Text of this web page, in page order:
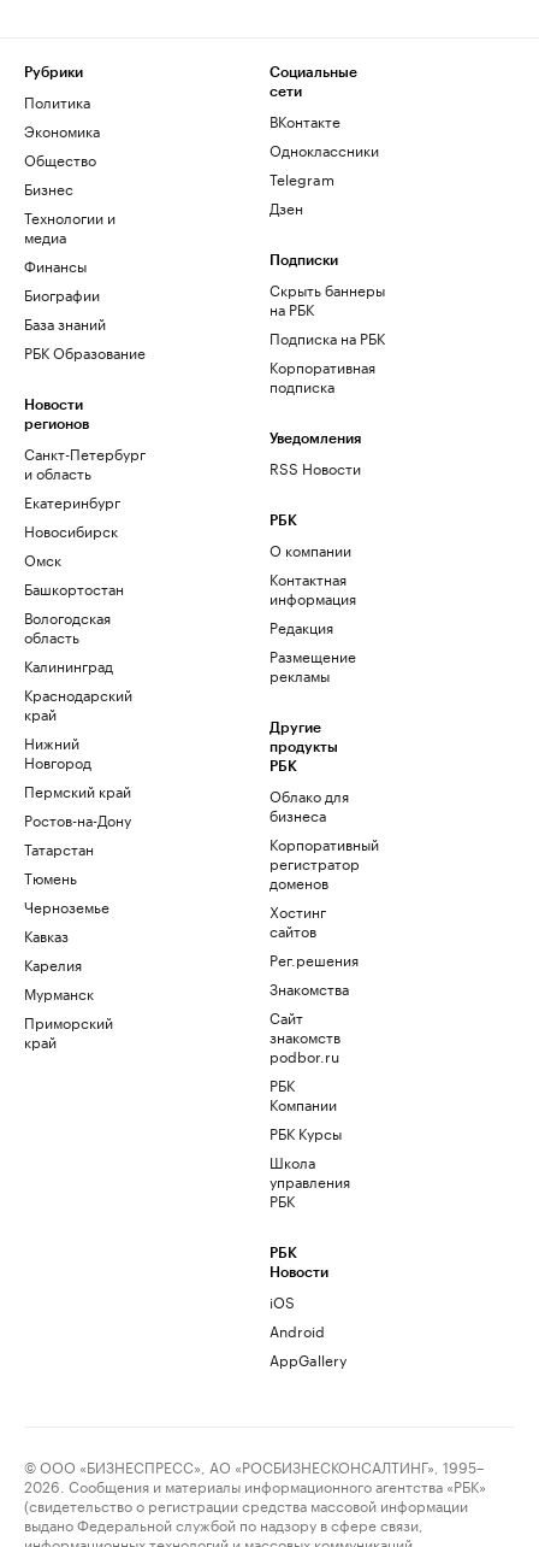
Рубрики
Политика
Экономика
Общество
Бизнес
Технологии и
медиа
Финансы
Биографии
База знаний
РБК Образование
Новости
регионов
Санкт-Петербург
и область
Екатеринбург
Новосибирск
Омск
Башкортостан
Вологодская
область
Калининград
Краснодарский
край
Нижний
Новгород
Пермский край
Ростов-на-Дону
Татарстан
Тюмень
Черноземье
Кавказ
Карелия
Мурманск
Приморский
край
Социальные
сети
ВКонтакте
Одноклассники
Telegram
Дзен
Подписки
Скрыть баннеры
на РБК
Подписка на РБК
Корпоративная
подписка
Уведомления
RSS Новости
РБК
О компании
Контактная
информация
Редакция
Размещение
рекламы
Другие
продукты
РБК
Облако для
бизнеса
Корпоративный
регистратор
доменов
Хостинг
сайтов
Рег.решения
Знакомства
Сайт
знакомств
podbor.ru
РБК
Компании
РБК Курсы
Школа
управления
РБК
РБК
Новости
iOS
Android
AppGallery
© ООО «БИЗНЕСПРЕСС», АО «РОСБИЗНЕСКОНСАЛТИНГ», 1995–
2026. Сообщения и материалы информационного агентства «РБК»
(свидетельство о регистрации средства массовой информации
выдано Федеральной службой по надзору в сфере связи,